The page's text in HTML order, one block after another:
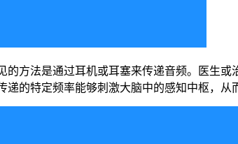
方法是通过耳机或耳塞来传递音频。医生
的特定频率能够刺激大脑中的感知中枢，从